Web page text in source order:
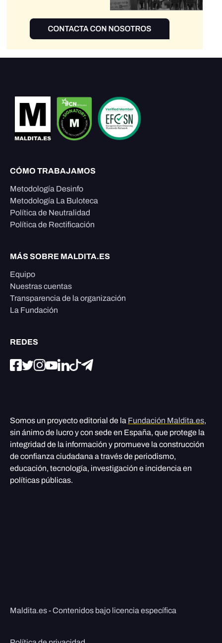
CÓMO TRABAJAMOS
Metodología Desinfo
Metodología La Buloteca
Política de Neutralidad
Política de Rectificación
MÁS SOBRE MALDITA.ES
Equipo
Nuestras cuentas
Transparencia de la organización
La Fundación
REDES
Somos un proyecto editorial de la Fundación Maldita.es,
sin ánimo de lucro y con sede en España, que protege la
integridad de la información y promueve la construcción
de confianza ciudadana a través de periodismo,
educación, tecnología, investigación e incidencia en
políticas públicas.
Maldita.es - Contenidos bajo licencia específica